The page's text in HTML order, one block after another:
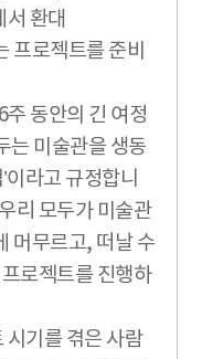
환대
로젝트를 준비
동안의 긴 여정
는 미술관을 생동
이라고 규정합니
리 모두가 미술관
머무르고, 떠날 수
로젝트를 진행하
시기를 겪은 사람